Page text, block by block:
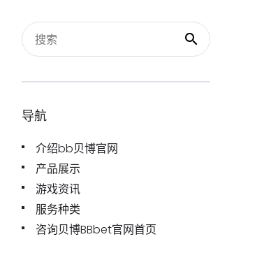
导航
介绍bb贝博官网
产品展示
游戏资讯
服务种类
咨询贝博BBbet官网首页